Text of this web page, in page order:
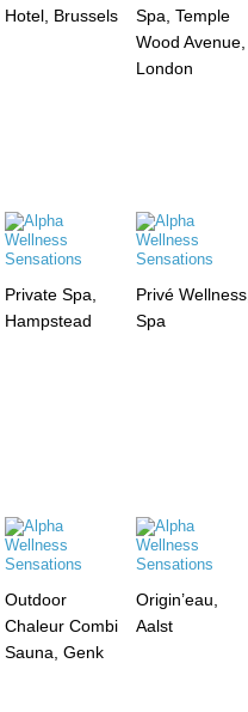
Hotel, Brussels
Spa, Temple
Wood Avenue,
London
Private Spa,
Hampstead
Privé Wellness,
Spa
Outdoor
Chaleur Combi
Sauna, Genk
Origin’eau,
Aalst